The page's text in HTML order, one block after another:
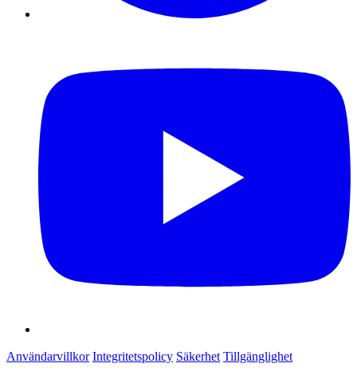
Användarvillkor Integritetspolicy Säkerhet Tillgänglighet